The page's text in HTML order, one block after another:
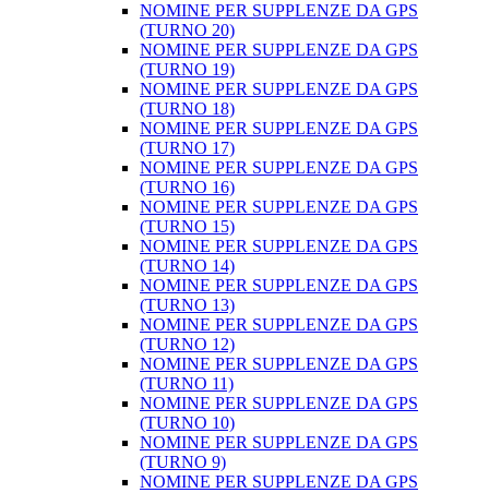
NOMINE PER SUPPLENZE DA GPS
(TURNO 20)
NOMINE PER SUPPLENZE DA GPS
(TURNO 19)
NOMINE PER SUPPLENZE DA GPS
(TURNO 18)
NOMINE PER SUPPLENZE DA GPS
(TURNO 17)
NOMINE PER SUPPLENZE DA GPS
(TURNO 16)
NOMINE PER SUPPLENZE DA GPS
(TURNO 15)
NOMINE PER SUPPLENZE DA GPS
(TURNO 14)
NOMINE PER SUPPLENZE DA GPS
(TURNO 13)
NOMINE PER SUPPLENZE DA GPS
(TURNO 12)
NOMINE PER SUPPLENZE DA GPS
(TURNO 11)
NOMINE PER SUPPLENZE DA GPS
(TURNO 10)
NOMINE PER SUPPLENZE DA GPS
(TURNO 9)
NOMINE PER SUPPLENZE DA GPS